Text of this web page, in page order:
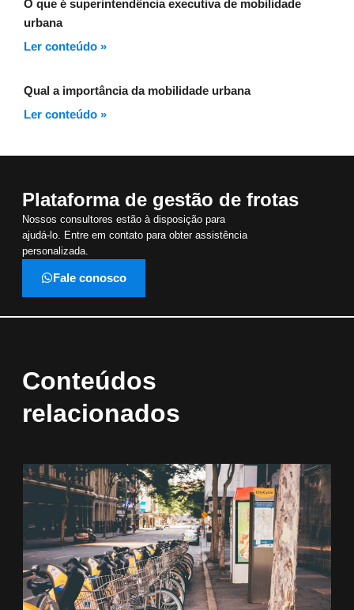
O que é superintendência executiva de mobilidade
urbana
Ler conteúdo »
Qual a importância da mobilidade urbana
Ler conteúdo »
Plataforma de gestão de frotas
Nossos consultores estão à disposição para
ajudá-lo. Entre em contato para obter assistência
personalizada.
Fale conosco
Conteúdos
relacionados